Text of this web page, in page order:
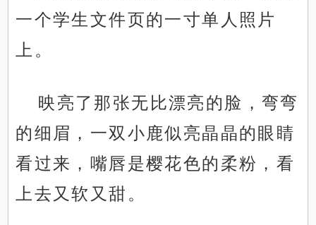
一个学生文件页的一寸单人照片
上。
映亮了那张无比漂亮的脸，弯弯
的细眉，一双小鹿似亮晶晶的眼睛
看过来，嘴唇是樱花色的柔粉，看
上去又软又甜。